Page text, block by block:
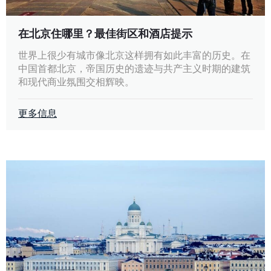
在北京住哪里？最佳街区和酒店提示
世界上很少有城市像北京这样拥有如此丰富的历史。在
中国首都北京，帝国历史的遗迹与共产主义时期的建筑
和现代商业氛围交相辉映。
更多信息